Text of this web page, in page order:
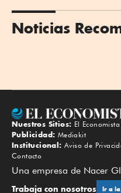
Noticias
Nuestros Sitios: El Economista
Publicidad: Mediakit
Institucional: Aviso de
Contacto
Una empresa de Nacer
Trabaja con nosotros Ir a